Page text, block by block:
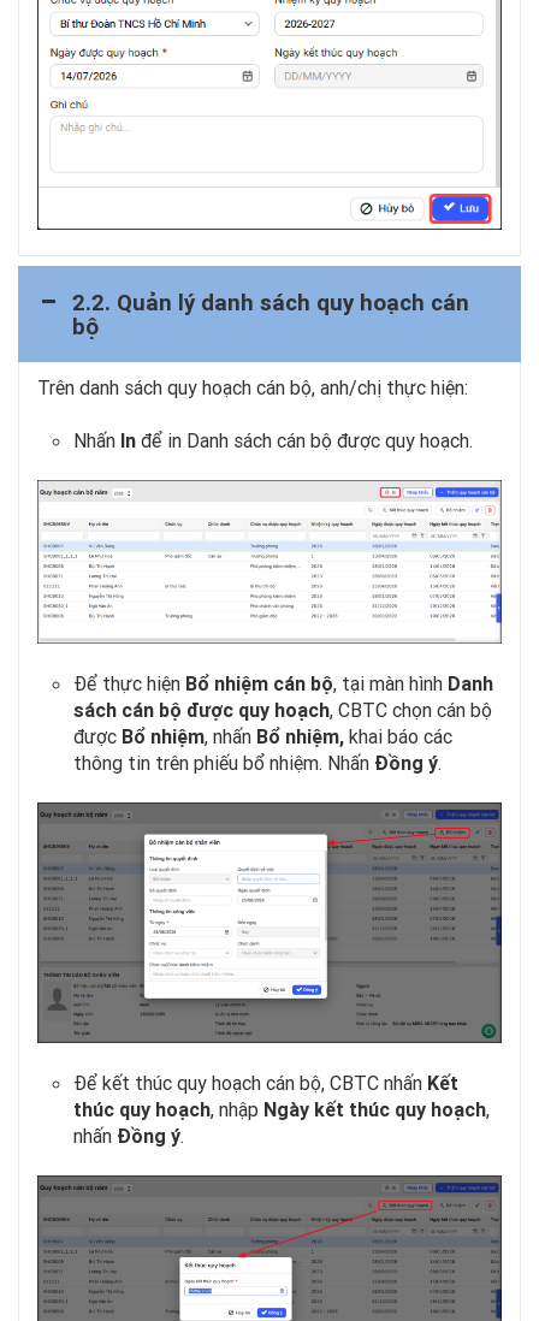
2.2. Quản lý danh sách quy hoạch cán
bộ
Trên danh sách quy hoạch cán bộ, anh/chị thực hiện:
Nhấn In để in Danh sách cán bộ được quy hoạch.
Để thực hiện Bổ nhiệm cán bộ, tại màn hình Danh
sách cán bộ được quy hoạch, CBTC chọn cán bộ
được Bổ nhiệm, nhấn Bổ nhiệm, khai báo các
thông tin trên phiếu bổ nhiệm. Nhấn Đồng ý.
Để kết thúc quy hoạch cán bộ, CBTC nhấn Kết
thúc quy hoạch, nhập Ngày kết thúc quy hoạch,
nhấn Đồng ý.